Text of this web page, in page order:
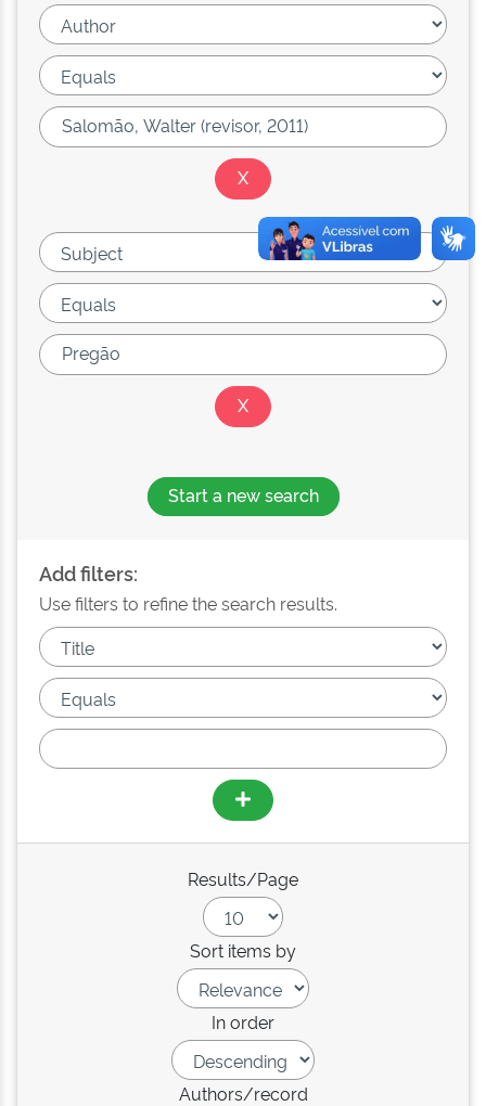
Start a new search
Add filters:
Use filters to refine the search results.
Results/Page
Sort items by
In order
Authors/record